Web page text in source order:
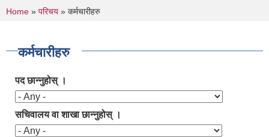
You are here
Home » परिचय » कर्मचारीहरु
कर्मचारीहरु
पद छान्नुहोस् ।
सचिवालय वा शाखा छान्नुहोस् ।